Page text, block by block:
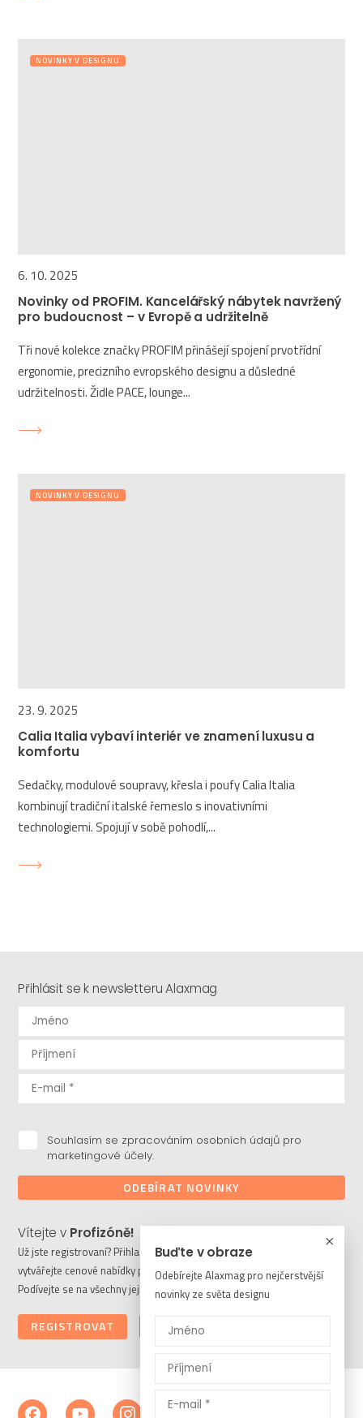
NOVINKY V DESIGNU
6. 10. 2025
Novinky od PROFIM. Kancelářský nábytek navržený
pro budoucnost – v Evropě a udržitelně
Tři nové kolekce značky PROFIM přinášejí spojení prvotřídní
ergonomie, precizního evropského designu a důsledné
udržitelnosti. Židle PACE, lounge...
NOVINKY V DESIGNU
23. 9. 2025
Calia Italia vybaví interiér ve znamení luxusu a
komfortu
Sedačky, modulové soupravy, křesla i poufy Calia Italia
kombinují tradiční italské řemeslo s inovativními
technologiemi. Spojují v sobě pohodlí,...
Buďte v obraze
Odebírejte Alaxmag pro nejčerstvější
novinky ze světa designu
Přihlásit se k newsletteru Alaxmag
Souhlasím se zpracováním osobních údajů pro
marketingové účely.
ODEBÍRAT NOVINKY
Vítejte v Profizóně!
Už jste registrovaní? Přihlaste se a stahujte potřebné soubory či
vytvářejte cenové nabídky pro vaše klienty. Ještě nejste členem?
Podívejte se na všechny její výhody a registrujte se ještě dnes.
REGISTROVAT PŘIHLÁSIT